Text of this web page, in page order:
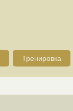
Тренировка